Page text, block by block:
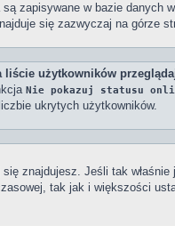
zapisywane w bazie
się zazwyczaj na górze
użytkowników
Nie pokazuj statusu
ukrytych użytkowników.
znajdujesz. Jeśli tak
tak jak i większości